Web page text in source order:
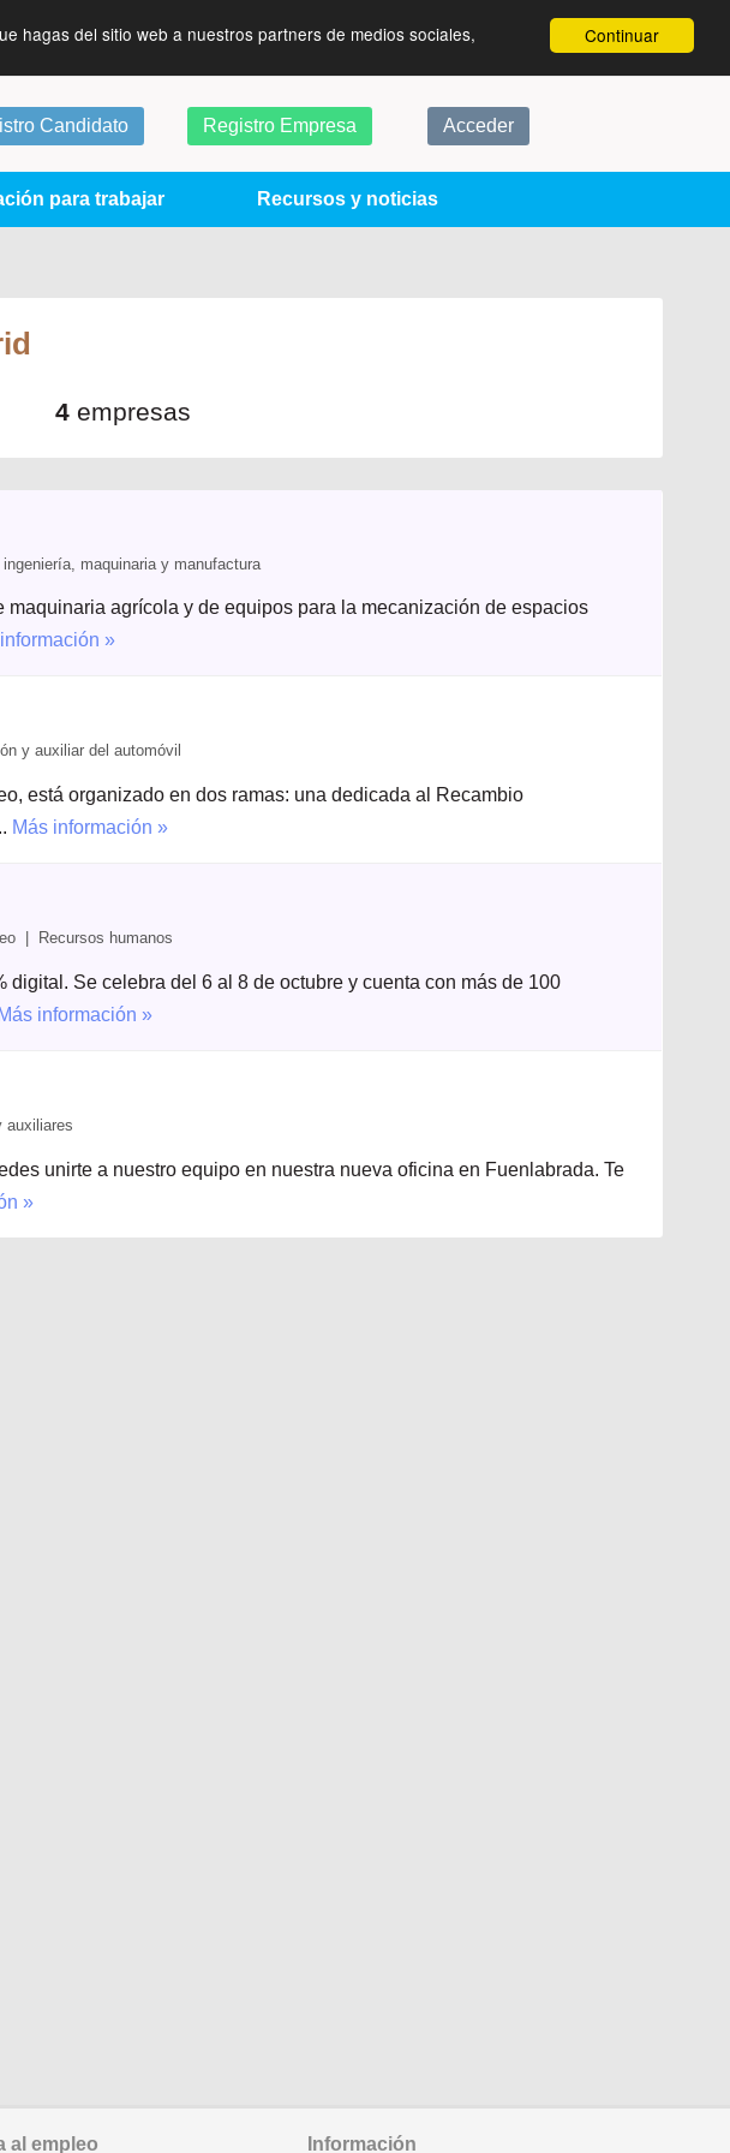
Continuar
hagas del sitio web a nuestros partners de medios sociales,
Candidato Registro Empresa Acceder
para trabajar Recursos y noticias
4empresas
maquinaria y manufactura
agrícola y de equipos para la mecanización de espacios
»
y auxiliar del automóvil
está organizado en dos ramas: una dedicada al Recambio
Más información »
| Recursos humanos
digital. Se celebra del 6 al 8 de octubre y cuenta con más de 100
Más información »
auxiliares
unirte a nuestro equipo en nuestra nueva oficina en Fuenlabrada. Te
»
al empleo Información